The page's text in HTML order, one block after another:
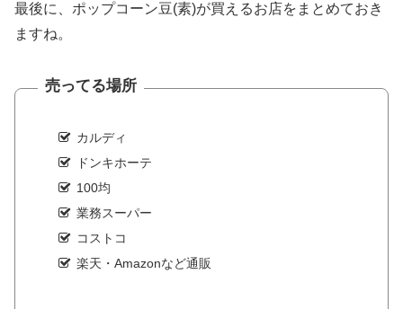
最後に、ポップコーン豆(素)が買えるお店をまとめておき
ますね。
売ってる場所
カルディ
ドンキホーテ
100均
業務スーパー
コストコ
楽天・Amazonなど通販